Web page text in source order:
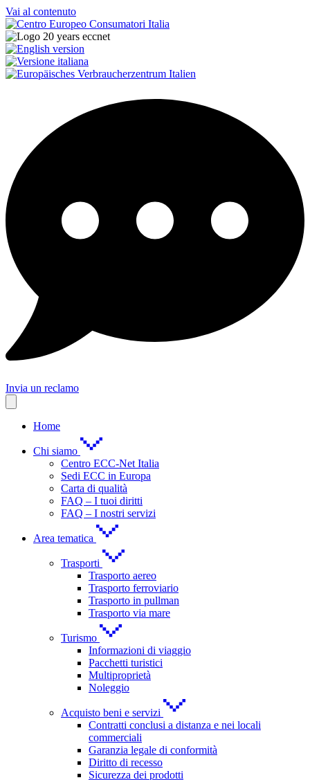
Vai al contenuto
Invia un reclamo
Home
Chi siamo
Centro ECC-Net Italia
Sedi ECC in Europa
Carta di qualità
FAQ – I tuoi diritti
FAQ – I nostri servizi
Area tematica
Trasporti
Trasporto aereo
Trasporto ferroviario
Trasporto in pullman
Trasporto via mare
Turismo
Informazioni di viaggio
Pacchetti turistici
Multiproprietà
Noleggio
Acquisto beni e servizi
Contratti conclusi a distanza e nei locali
commerciali
Garanzia legale di conformità
Diritto di recesso
Sicurezza dei prodotti